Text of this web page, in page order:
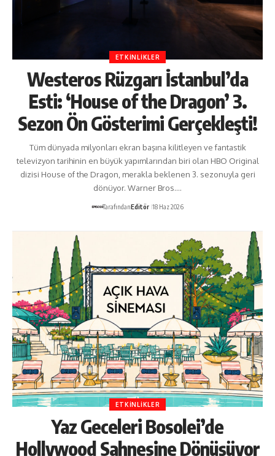
ETKINLIKLER
Westeros Rüzgarı İstanbul’da
Esti: ‘House of the Dragon’ 3.
Sezon Ön Gösterimi Gerçekleşti!
Tüm dünyada milyonları ekran başına kilitleyen ve fantastik
televizyon tarihinin en büyük yapımlarından biri olan HBO Original
dizisi House of the Dragon, merakla beklenen 3. sezonuyla geri
dönüyor. Warner Bros.…
TarafındanEditör 18 Haz 2026
ETKINLIKLER
Yaz Geceleri Bosolei’de
Hollywood Sahnesine Dönüşüyor